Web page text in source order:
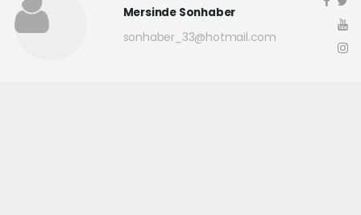
Mersinde Sonhaber
sonhaber_33@hotmail.com